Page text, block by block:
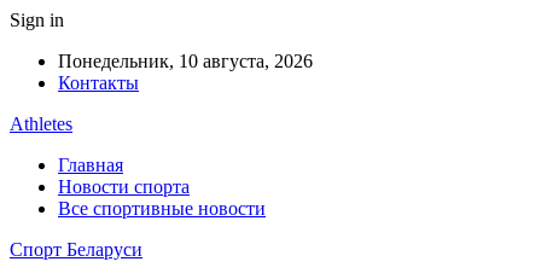
Sign in
Понедельник, 10 августа, 2026
Контакты
Athletes
Главная
Новости спорта
Все спортивные новости
Спорт Беларуси